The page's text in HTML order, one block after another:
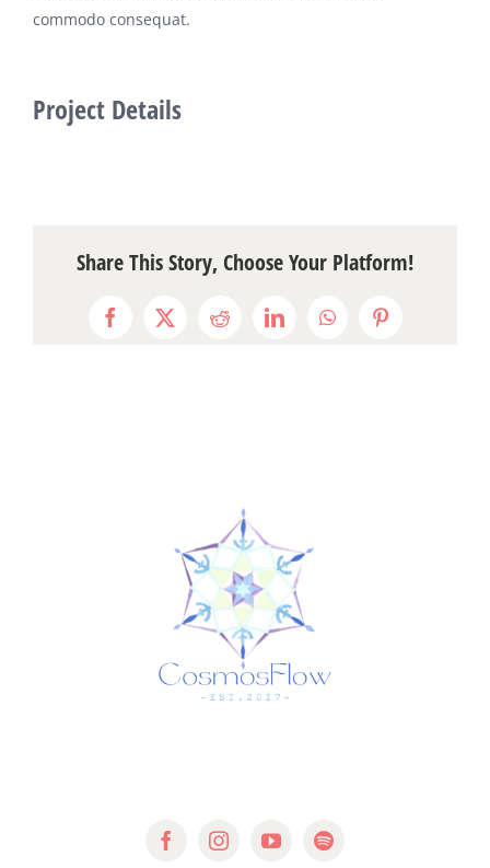
聯絡資訊
commodo consequat.
Project Details
Share This Story, Choose Your Platform!
Facebook
X RedditLinkedInWhatsAppPinterest